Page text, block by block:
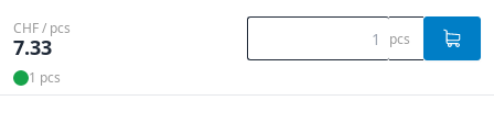
CHF / pcs
7.33 pcs
1 pcs